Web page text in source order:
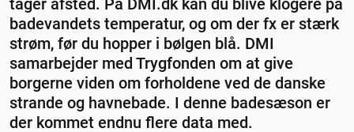
badevandets temperatur, og om der fx er stærk
strøm, før du hopper i bølgen blå. DMI
samarbejder med Trygfonden om at give
borgerne viden om forholdene ved de danske
strande og havnebade. I denne badesæson er
der kommet endnu flere data med.